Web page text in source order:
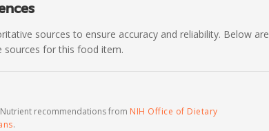
sources to ensure accuracy and reliability. Below are
sources for this food item.
recommendations from NIH Office of Dietary
.